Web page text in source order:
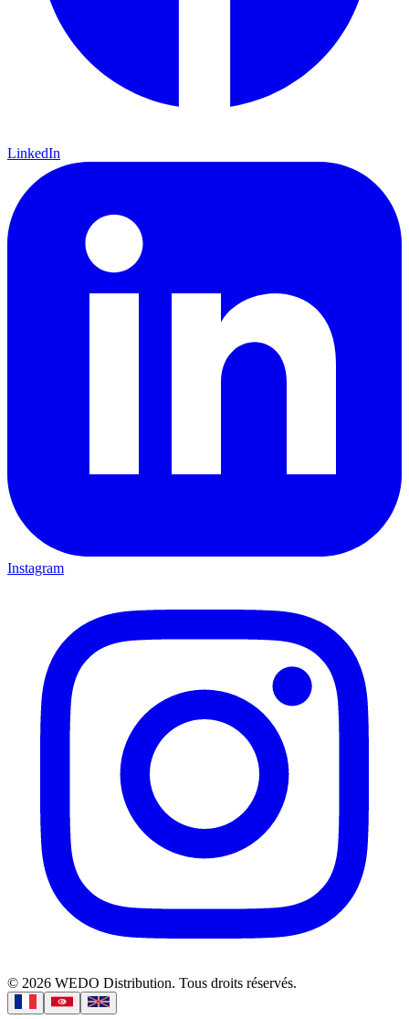
LinkedIn
Instagram
© 2026 WEDO Distribution. Tous droits réservés.